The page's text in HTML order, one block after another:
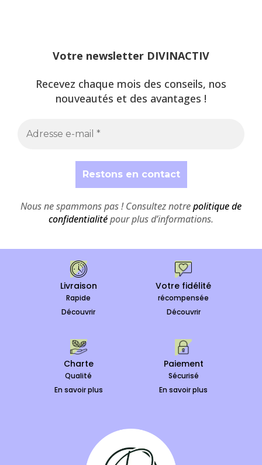
Votre newsletter DIVINACTIV
Recevez chaque mois des conseils, nos
nouveautés et des avantages !
Nous ne spammons pas ! Consultez notrepolitique de
confidentialitépour plus d’informations.
Livraison
Rapide
Découvrir
Votre fidélité
récompensée
Découvrir
Charte
Qualité
En savoir plus
Paiement
Sécurisé
En savoir plus